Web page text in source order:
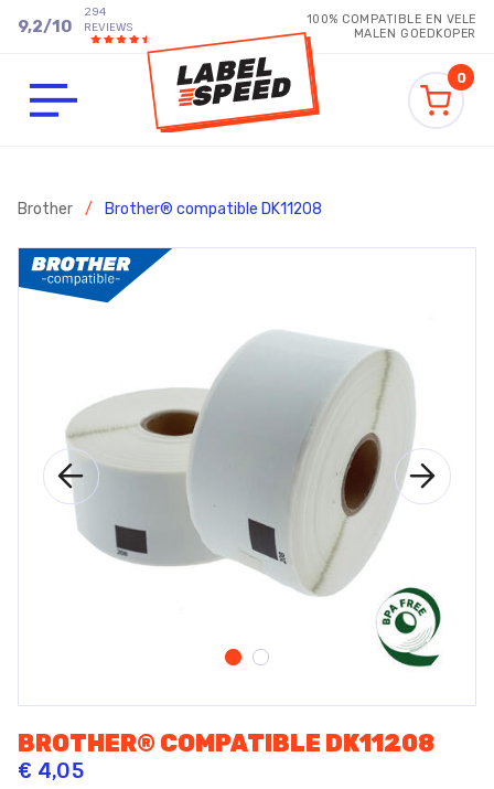
9,2/10
294
REVIEWS
100% COMPATIBLE EN VELE
MALEN GOEDKOPER
0
Brother / Brother® compatible DK11208
BROTHER® COMPATIBLE DK11208
€ 4,05